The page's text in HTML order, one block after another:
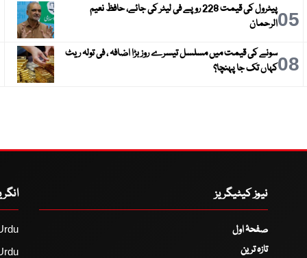
05
پیٹرول کی قیمت 228 روپے فی لیٹر کی جائے، حافظ نعیم
الرحمان
08سونے کی قیمت میں مسلسل تیسرے روز بڑا اضافہ ، فی تولہ ریٹ
کہاں تک جا پہنچا؟
نیوز کیٹیگریز
صفحۂ اول
تازہ ترین